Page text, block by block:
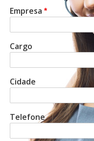
Empresa
Cargo
Cidade
Telefone